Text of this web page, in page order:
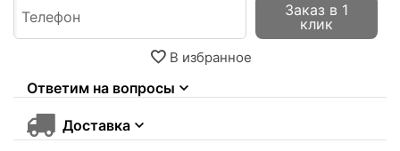
Заказ в 1
клик
В избранное
Ответим на вопросы
Доставка